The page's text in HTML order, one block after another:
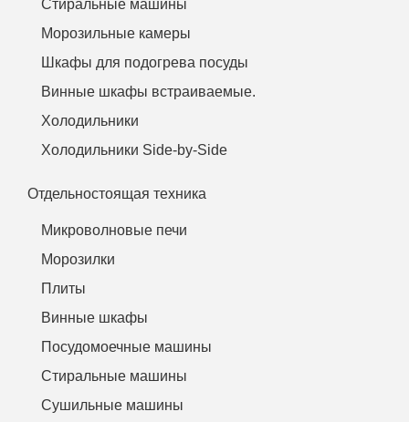
Стиральные машины
Морозильные камеры
Шкафы для подогрева посуды
Винные шкафы встраиваемые.
Холодильники
Холодильники Side-by-Side
Отдельностоящая техника
Микроволновые печи
Морозилки
Плиты
Винные шкафы
Посудомоечные машины
Стиральные машины
Сушильные машины